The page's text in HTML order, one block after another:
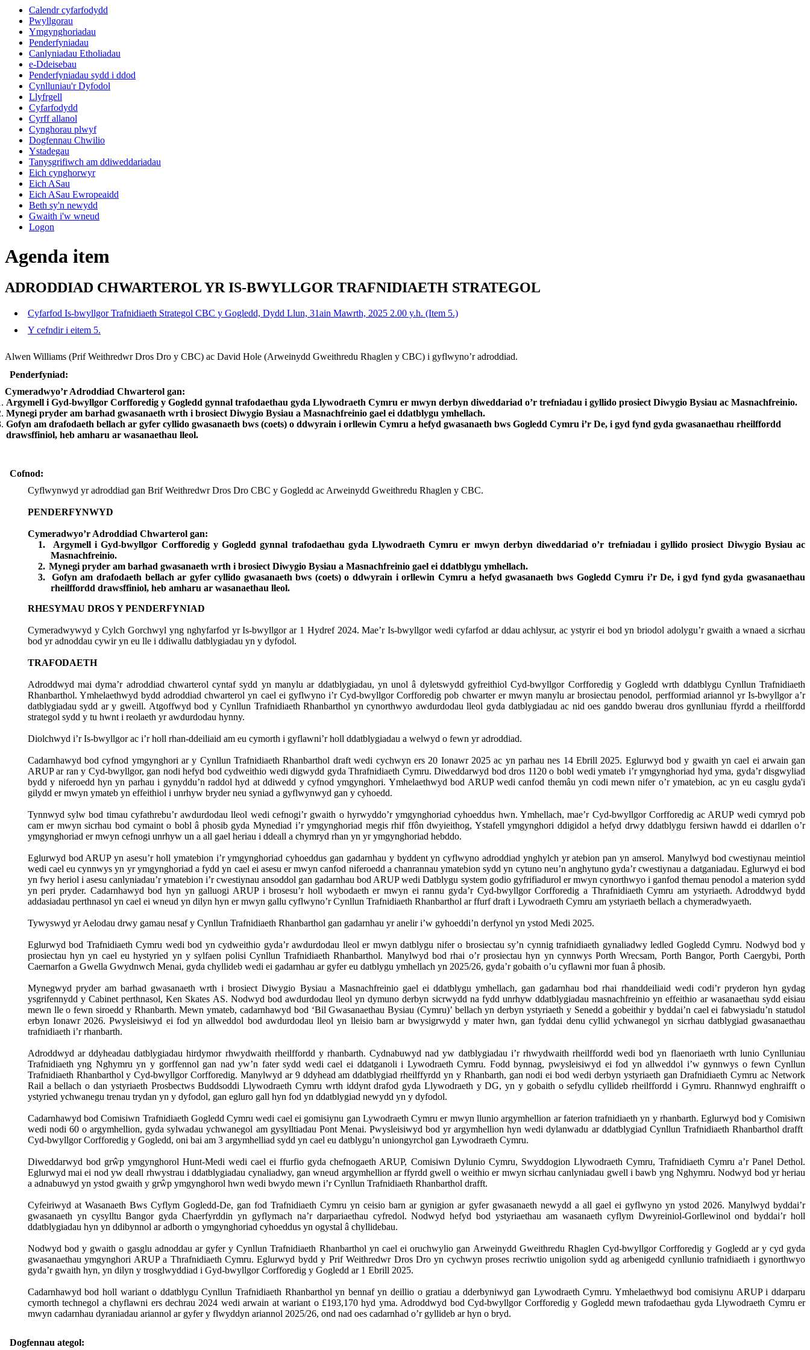
Calendr cyfarfodydd
Pwyllgorau
Ymgynghoriadau
Penderfyniadau
Canlyniadau Etholiadau
e-Ddeisebau
Penderfyniadau sydd i ddod
Cynlluniau'r Dyfodol
Llyfrgell
Cyfarfodydd
Cyrff allanol
Cynghorau plwyf
Dogfennau Chwilio
Ystadegau
Tanysgrifiwch am ddiweddariadau
Eich cynghorwyr
Eich ASau
Eich ASau Ewropeaidd
Beth sy'n newydd
Gwaith i'w wneud
Logon
Agenda item
ADRODDIAD CHWARTEROL YR IS-BWYLLGOR TRAFNIDIAETH STRATEGOL
Cyfarfod Is-bwyllgor Trafnidiaeth Strategol CBC y Gogledd, Dydd Llun, 31ain Mawrth, 2025 2.00 y.h. (Item 5.)
Y cefndir i eitem 5.
Alwen Williams (Prif Weithredwr Dros Dro y CBC) ac David Hole (Arweinydd Gweithredu Rhaglen y CBC) i gyflwyno’r adroddiad.
Penderfyniad:
Cymeradwyo’r Adroddiad Chwarterol gan:
Argymell i Gyd-bwyllgor Corfforedig y Gogledd gynnal trafodaethau gyda Llywodraeth Cymru er mwyn derbyn diweddariad o’r trefniadau i gyllido prosiect Diwygio Bysiau ac Masnachfreinio.
Mynegi pryder am barhad gwasanaeth wrth i brosiect Diwygio Bysiau a Masnachfreinio gael ei ddatblygu ymhellach.
Gofyn am drafodaeth bellach ar gyfer cyllido gwasanaeth bws (coets) o ddwyrain i orllewin Cymru a hefyd gwasanaeth bws Gogledd Cymru i’r De, i gyd fynd gyda gwasanaethau rheilffordd
drawsffiniol, heb amharu ar wasanaethau lleol.
Cofnod:
Cyflwynwyd yr adroddiad gan Brif Weithredwr Dros Dro CBC y Gogledd ac Arweinydd Gweithredu Rhaglen y CBC.
PENDERFYNWYD
Cymeradwyo’r Adroddiad Chwarterol gan:
1.
Argymell i Gyd-bwyllgor Corfforedig y Gogledd gynnal trafodaethau gyda Llywodraeth Cymru er mwyn derbyn diweddariad o’r trefniadau i gyllido prosiect Diwygio Bysiau ac
Masnachfreinio.
2. Mynegi pryder am barhad gwasanaeth wrth i brosiect Diwygio Bysiau a Masnachfreinio gael ei ddatblygu ymhellach.
3.
Gofyn am drafodaeth bellach ar gyfer cyllido gwasanaeth bws (coets) o ddwyrain i orllewin Cymru a hefyd gwasanaeth bws Gogledd Cymru i’r De, i gyd fynd gyda gwasanaethau
rheilffordd drawsffiniol, heb amharu ar wasanaethau lleol.
RHESYMAU DROS Y PENDERFYNIAD
Cymeradwywyd y Cylch Gorchwyl yng nghyfarfod yr Is-bwyllgor ar 1 Hydref 2024. Mae’r Is-bwyllgor wedi cyfarfod ar ddau achlysur, ac ystyrir ei bod yn briodol adolygu’r gwaith a wnaed a sicrhau
bod yr adnoddau cywir yn eu lle i ddiwallu datblygiadau yn y dyfodol.
TRAFODAETH
Adroddwyd mai dyma’r adroddiad chwarterol cyntaf sydd yn manylu ar ddatblygiadau, yn unol â dyletswydd gyfreithiol Cyd-bwyllgor Corfforedigy Gogleddwrth ddatblygu Cynllun Trafnidiaeth
Rhanbarthol. Ymhelaethwyd bydd adroddiad chwarterol yn cael ei gyflwyno i’r Cyd-bwyllgor Corfforedig pob chwarterer mwyn manylu arbrosiectau penodol, perfformiad ariannol yr Is-bwyllgor a’r
datblygiadau sydd ar y gweill. Atgoffwyd bod yCynllun Trafnidiaeth Rhanbarthol yn cynorthwyo awdurdodau lleol gyda datblygiadau ac nid oes ganddo bwerau dros gynlluniau ffyrdd a rheilffordd
strategol sydd y tu hwnt i reolaeth yrawdurdodau hynny.
Diolchwyd i’rIs-bwyllgorac i’r holl rhan-ddeiliaid am eu cymorth i gyflawni’r holl ddatblygiadau a welwyd o fewn yradroddiad.
Cadarnhawyd bodcyfnod ymgynghori ar y Cynllun Trafnidiaeth Rhanbarthol draftwedi cychwyn ers20 Ionawr2025 ac yn parhau nes 14 Ebrill 2025. Eglurwyd bod y gwaith yn cael ei arwain gan
ARUP ar ran y Cyd-bwyllgor, gan nodihefyd bodcydweithio wedi digwydd gyda Thrafnidiaeth Cymru.Diweddarwyd boddros 1120 o bobl wedi ymateb i’r ymgynghoriad hyd yma, gyda’r disgwyliad
bydd y niferoedd hyn yn parhau i gynyddu’n raddol hyd atddiwedd ycyfnod ymgynghori. Ymhelaethwyd bod ARUPwedi canfod themâu yn codi mewn nifer o’r ymatebion, acyn eu casglu gyda'i
gilydd ermwyn ymateb yn effeithiol i unrhyw bryderneu syniad a gyflwynwyd gan y cyhoedd.
Tynnwyd sylw bod timau cyfathrebu’r awdurdodau lleol wedi cefnogi’r gwaith o hyrwyddo’r ymgynghoriad cyhoeddus hwn. Ymhellach,mae’r Cyd-bwyllgor Corfforedigac ARUP wedi cymryd pob
cam er mwyn sicrhau bod cymainto bobl â phosib gyda Mynediad i’r ymgynghoriad megis rhif ffôn dwyieithog, Ystafellymgynghori ddigidol ahefyd drwy ddatblygu fersiwn hawdd ei ddarllen o’r
ymgynghoriad ermwyn cefnogi unrhywun a all gael heriau i ddeall a chymryd rhan yn yrymgynghoriad hebddo.
Eglurwyd bod ARUPyn asesu’r holl ymatebion i’r ymgynghoriad cyhoeddus gan gadarnhau y byddent yn cyflwyno adroddiad ynghylch yratebion panyn amserol. Manylwyd bodcwestiynau meintiol
wedi cael eu cynnwys yn yrymgynghoriad afydd yn cael ei asesu ermwyn canfod niferoedd a chanrannau ymatebion sydd yn cytuno neu’n anghytuno gyda’r cwestiynau a datganiadau. Eglurwyd ei bod
yn fwy heriol i asesu canlyniadau’r ymatebion i’r cwestiynau ansoddol gan gadarnhau bod ARUPwedi Datblygu system godio gyfrifiadurol ermwyn cynorthwyo i ganfod themau penodol amaterion sydd
yn peripryder. Cadarnhawyd bodhyn yn galluogi ARUP i brosesu’r holl wybodaeth ermwyn ei rannu gyda’r Cyd-bwyllgor Corfforedig a Thrafnidiaeth Cymru am ystyriaeth. Adroddwyd bydd
addasiadau perthnasol yn cael ei wneud yn dilyn hyn ermwyn gallu cyflwyno’r Cynllun Trafnidiaeth Rhanbarthol arffurfdraft i Lywodraeth Cymru am ystyriaeth bellach a chymeradwyaeth.
Tywyswyd yr Aelodau drwy gamau nesafy Cynllun Trafnidiaeth Rhanbarthol gan gadarnhau yranelir i’w gyhoeddi’n derfynol yn ystod Medi 2025.
Eglurwyd bod Trafnidiaeth Cymru wedi bod yn cydweithio gyda’r awdurdodau lleol er mwyn datblygu nifer o brosiectau sy’n cynnig trafnidiaeth gynaliadwy ledled Gogledd Cymru. Nodwyd bod y
prosiectau hyn yn cael eu hystyried yn y sylfaen polisi Cynllun Trafnidiaeth Rhanbarthol. Manylwyd bod rhai o’r prosiectau hyn yn cynnwys Porth Wrecsam, Porth Bangor, Porth Caergybi, Porth
Caernarfon a Gwella Gwydnwch Menai, gyda chyllideb wedi ei gadarnhau ar gyfer eu datblygu ymhellach yn 2025/26, gyda’r gobaith o’u cyflawni mor fuan â phosib.
Mynegwyd pryder am barhad gwasanaeth wrth i brosiect Diwygio Bysiau a Masnachfreinio gael ei ddatblygu ymhellach, gan gadarnhau bod rhai rhanddeiliaid wedi codi’r pryderon hyn gydag
ysgrifennydd y Cabinet perthnasol, Ken Skates AS. Nodwyd bod awdurdodau lleol yn dymuno derbyn sicrwydd na fydd unrhyw ddatblygiadau masnachfreinio yn effeithio ar wasanaethau sydd eisiau
mewn lle o fewn siroedd y Rhanbarth. Mewn ymateb, cadarnhawyd bod ‘Bil Gwasanaethau Bysiau (Cymru)’ bellach yn derbyn ystyriaeth y Senedd a gobeithir y byddai’n cael ei fabwysiadu’n statudol
erbyn Ionawr 2026. Pwysleisiwyd ei fod yn allweddol bod awdurdodau lleol yn lleisio barn ar bwysigrwydd y mater hwn, gan fyddai denu cyllid ychwanegol yn sicrhau datblygiad gwasanaethau
trafnidiaeth i’r rhanbarth.
Adroddwyd ar ddyheadau datblygiadau hirdymor rhwydwaith rheilffordd y rhanbarth. Cydnabuwyd nad yw datblygiadau i’r rhwydwaith rheilffordd wedi bod yn flaenoriaeth wrth lunio Cynlluniau
Trafnidiaeth yng Nghymru yn y gorffennol gan nad yw’n fater sydd wedi cael ei ddatganoli i Lywodraeth Cymru. Fodd bynnag, pwysleisiwyd ei fod yn allweddol i’w gynnwys o fewn Cynllun
Trafnidiaeth Rhanbarthol y Cyd-bwyllgor Corfforedig. Manylwyd ar 9 ddyhead am ddatblygiad rheilffyrdd yn y Rhanbarth, gan nodi ei bod wedi derbyn ystyriaeth gan Drafnidiaeth Cymru ac Network
Rail a bellach o dan ystyriaeth Prosbectws Buddsoddi Llywodraeth Cymru wrth iddynt drafod gyda Llywodraeth y DG, yn y gobaith o sefydlu cyllideb rheilffordd i Gymru. Rhannwyd enghraifft o
ystyried ychwanegu trenau trydan yn y dyfodol, gan egluro gall hyn fod yn ddatblygiad newydd yn y dyfodol.
Cadarnhawyd bodComisiwn Trafnidiaeth Gogledd Cymruwedi cael ei gomisiynu gan Lywodraeth Cymru er mwyn llunio argymhellion arfaterion trafnidiaeth yn y rhanbarth.Eglurwyd bod yComisiwn
wedi nodi 60 oargymhellion, gyda sylwadau ychwanegol am gysylltiadau Pont Menai. Pwysleisiwyd bod yrargymhellion hyn wedi dylanwadu ar ddatblygiad Cynllun Trafnidiaeth Rhanbarthol drafft
Cyd-bwyllgor Corfforedigy Gogledd, oni bai am 3 argymhelliad sydd yn cael eu datblygu’n uniongyrchol gan Lywodraeth Cymru.
Diweddarwyd bod grŵp ymgynghorol Hunt-Mediwedi cael ei ffurfio gyda chefnogaeth ARUP, Comisiwn DylunioCymru, Swyddogion Llywodraeth Cymru, Trafnidiaeth Cymrua’rPanelDethol.
Eglurwyd mai ei nodyw deall rhwystrau i ddatblygiadau cynaliadwy, gan wneud argymhellion arffyrdd gwell oweithio er mwyn sicrhau canlyniadau gwell i bawb yng Nghymru.Nodwyd bod yrheriau
a adnabuwyd yn ystod gwaith y grŵp ymgynghorol hwn wedi bwydo mewn i’r Cynllun Trafnidiaeth Rhanbarthol drafft.
Cyfeiriwyd at Wasanaeth Bws CyflymGogledd-De, gan fod Trafnidiaeth Cymruyn ceisio barn ar gynigion ar gyfer gwasanaeth newydd a all gael ei gyflwyno yn ystod 2026.Manylwyd byddai’r
gwasanaeth yn cysylltu Bangor gyda Chaerfyrddin yn gyflymach na’r darpariaethau cyfredol.Nodwyd hefyd bodystyriaethau am wasanaeth cyflym Dwyreiniol-Gorllewinol ond byddai’r holl
ddatblygiadau hyn yn ddibynnol aradborth o ymgynghoriad cyhoeddus yn ogystal â chyllidebau.
Nodwyd bod y gwaith o gasglu adnoddau ar gyferyCynllun Trafnidiaeth Rhanbarthol yn cael ei oruchwylio gan Arweinydd Gweithredu Rhaglen Cyd-bwyllgor Corfforedig y Gogledd ar y cyd gyda
gwasanaethau ymgynghori ARUP a Thrafnidiaeth Cymru.Eglurwyd bydd y Prif Weithredwr DrosDroyn cychwyn proses recriwtio unigolion sydd agarbenigedd cynllunio trafnidiaeth i gynorthwyo
gyda’r gwaith hyn, yn dilyn y trosglwyddiad i Gyd-bwyllgor Corfforedigy Gogledd ar 1 Ebrill 2025.
Cadarnhawyd bod holl warianto ddatblygu Cynllun Trafnidiaeth Rhanbarthol yn bennaf yn deillio o gratiau a dderbyniwyd gan Lywodraeth Cymru. Ymhelaethwyd bodcomisiynu ARUPi ddarparu
cymorth technegol achyflawni ers dechrau 2024 wedi arwain atwariant o £193,170hyd yma. Adroddwyd bodCyd-bwyllgor Corfforedigy Gogledd mewn trafodaethau gyda Llywodraeth Cymru er
mwyn cadarnhau dyraniadau ariannol ar gyfery flwyddyn ariannol 2025/26, ond nad oes cadarnhad o’r gyllidebarhyn o bryd.
Dogfennau ategol: